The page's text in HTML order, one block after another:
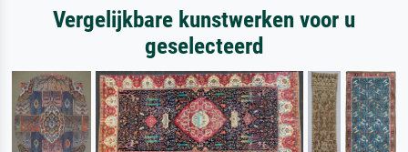
Vergelijkbare kunstwerken voor u
geselecteerd